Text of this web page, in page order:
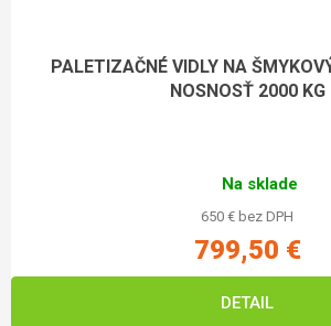
PALETIZAČNÉ VIDLY NA
NOSNOSŤ 2000 KG
Na sklade
650 € bez DPH
799,50 €
DETAIL